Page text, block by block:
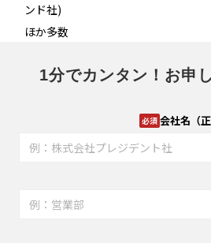
ンド社)
ほか多数
1分でカンタン！お申
会社名（